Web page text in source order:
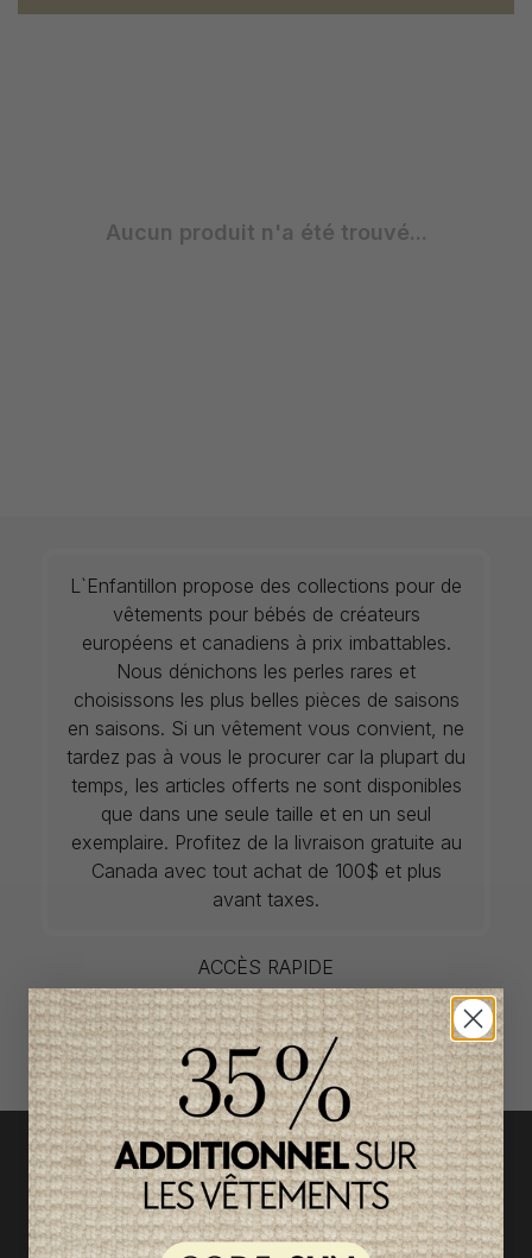
Aucun produit n'a été trouvé...
L`Enfantillon propose des collections pour de
vêtements pour bébés de créateurs
européens et canadiens à prix imbattables.
Nous dénichons les perles rares et
choisissons les plus belles pièces de saisons
en saisons. Si un vêtement vous convient, ne
tardez pas à vous le procurer car la plupart du
temps, les articles offerts ne sont disponibles
que dans une seule taille et en un seul
exemplaire. Profitez de la livraison gratuite au
Canada avec tout achat de 100$ et plus
avant taxes.
ACCÈS RAPIDE
magasinez par catégorie